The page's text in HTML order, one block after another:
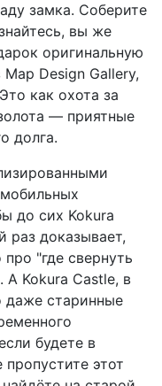
замка. Соберите
вы же
оригинальную
Map Design Gallery,
как охота за
— приятные
долга.
до сих Kokura
раз доказывает,
"где свернуть
А Kokura Castle, в
даже старинные
будете в
этот